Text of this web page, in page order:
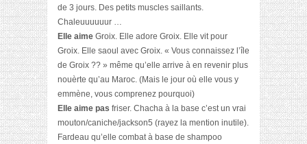
de 3 jours. Des petits muscles saillants.
Chaleuuuuuur …
Elle aime Groix. Elle adore Groix. Elle vit pour
Groix. Elle saoul avec Groix. « Vous connaissez l’île
de Groix ?? » même qu’elle arrive à en revenir plus
nouèrte qu’au Maroc. (Mais le jour où elle vous y
emmène, vous comprenez pourquoi)
Elle aime pas friser. Chacha à la base c’est un vrai
mouton/caniche/jackson5 (rayez la mention inutile).
Fardeau qu’elle combat à base de shampoo